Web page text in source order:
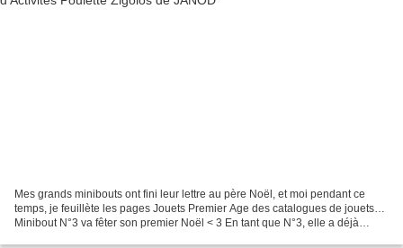
Mes grands minibouts ont fini leur lettre au père Noël, et moi pendant ce
temps, je feuillète les pages Jouets Premier Age des catalogues de jouets…
Minibout N°3 va fêter son premier Noël < 3 En tant que N°3, elle a déjà